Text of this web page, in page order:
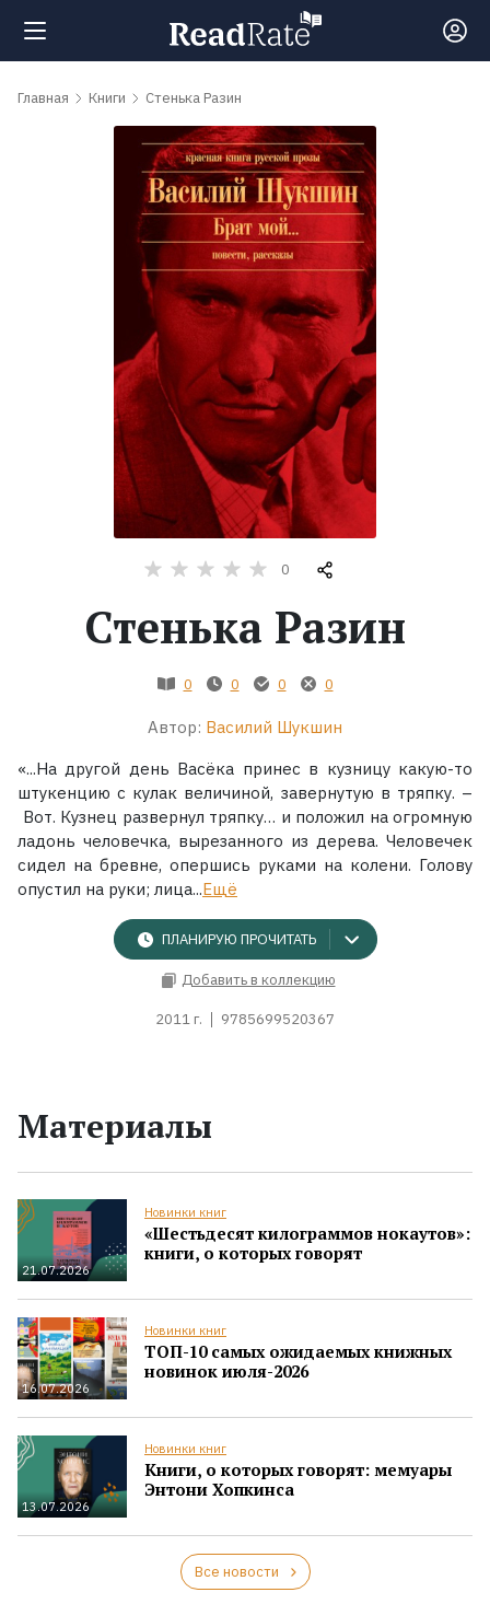
Поиск
обсуждаемые
Главная Книги Стенька Разин
0
Стенька Разин
0 0 0 0
Автор: Василий Шукшин
«...На другой день Васёка принес в кузницу какую-то
штукенцию с кулак величиной, завернутую в тряпку. –
Вот. Кузнец развернул тряпку… и положил на огромную
ладонь человечка, вырезанного из дерева. Человечек
сидел на бревне, опершись руками на колени. Голову
опустил на руки; лица...Ещё
ПЛАНИРУЮ ПРОЧИТАТЬ
Добавить в коллекцию
2011 г. 9785699520367
Материалы
21.07.2026
Новинки книг
«Шестьдесят килограммов нокаутов»:
книги, о которых говорят
16.07.2026
Новинки книг
ТОП-10 самых ожидаемых книжных
новинок июля-2026
13.07.2026
Новинки книг
Книги, о которых говорят: мемуары
Энтони Хопкинса
Все новости